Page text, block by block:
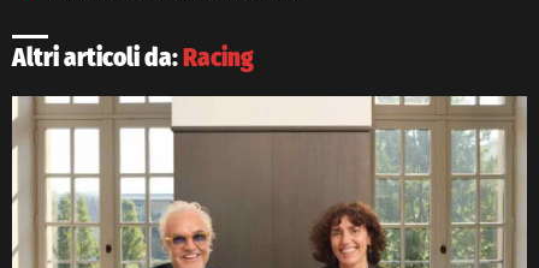
Altri articoli da:Racing